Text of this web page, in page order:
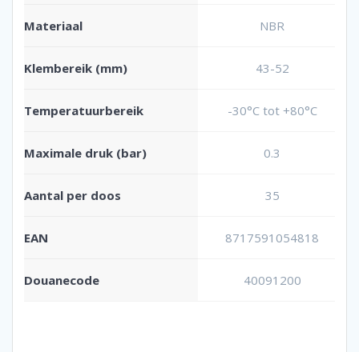
Materiaal NBR
Klembereik (mm) 43-52
Temperatuurbereik -30°C tot +80°C
Maximale druk (bar) 0.3
Aantal per doos 35
EAN 8717591054818
Douanecode 40091200